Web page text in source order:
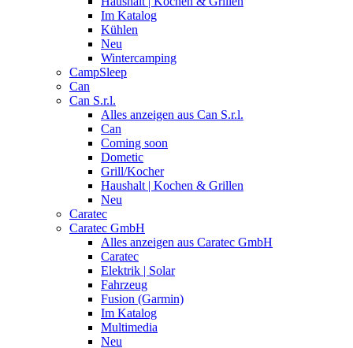
Im Katalog
Kühlen
Neu
Wintercamping
CampSleep
Can
Can S.r.l.
Alles anzeigen aus Can S.r.l.
Can
Coming soon
Dometic
Grill/Kocher
Haushalt | Kochen & Grillen
Neu
Caratec
Caratec GmbH
Alles anzeigen aus Caratec GmbH
Caratec
Elektrik | Solar
Fahrzeug
Fusion (Garmin)
Im Katalog
Multimedia
Neu